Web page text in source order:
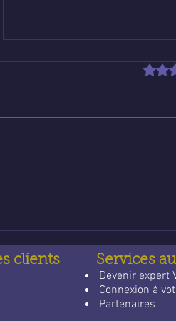
des réponses
Noté
clients Services
Devenir expert
Connexion à
Partenaires